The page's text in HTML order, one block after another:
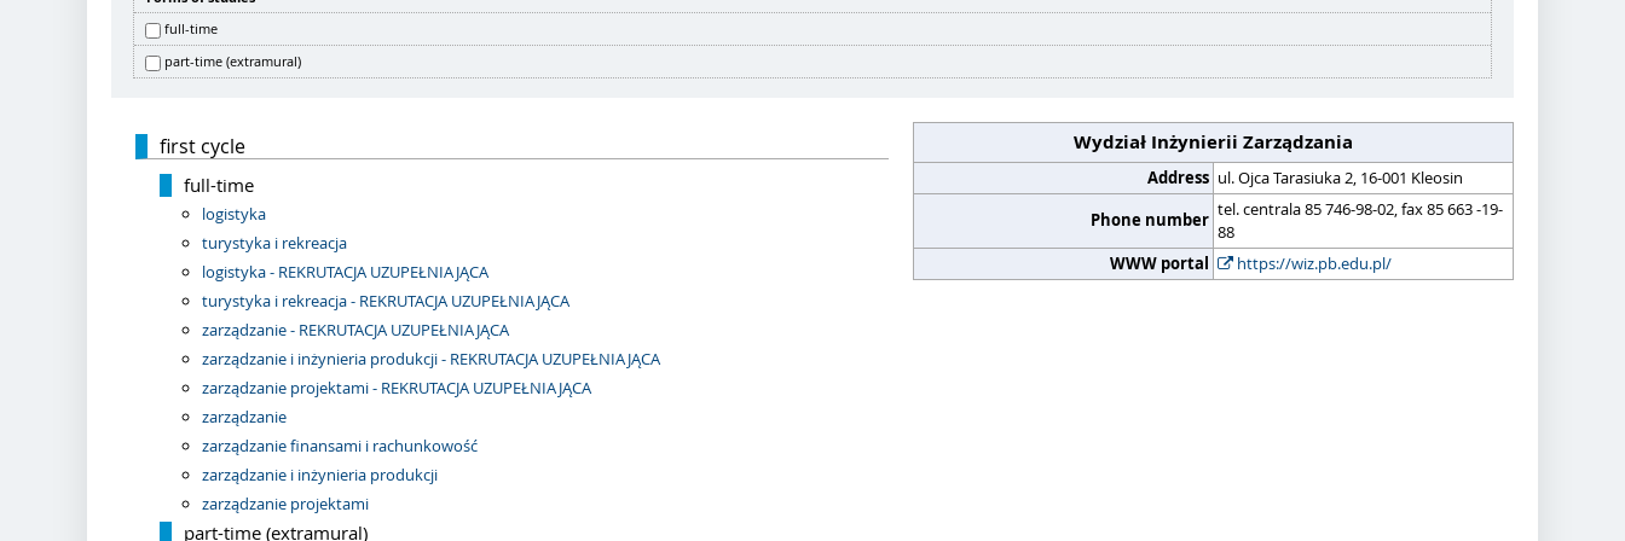
full-time
part-time (extramural)
Wydział Inżynierii Zarządzania
Address ul. Ojca Tarasiuka 2, 16-001 Kleosin
Phone number tel. centrala 85 746-98-02, fax 85 663 -19-
88
WWW portal
https://wiz.pb.edu.pl/
first cycle
full-time
logistyka
turystyka i rekreacja
logistyka - REKRUTACJA UZUPEŁNIAJĄCA
turystyka i rekreacja - REKRUTACJA UZUPEŁNIAJĄCA
zarządzanie - REKRUTACJA UZUPEŁNIAJĄCA
zarządzanie i inżynieria produkcji - REKRUTACJA UZUPEŁNIAJĄCA
zarządzanie projektami - REKRUTACJA UZUPEŁNIAJĄCA
zarządzanie
zarządzanie finansami i rachunkowość
zarządzanie i inżynieria produkcji
zarządzanie projektami
part-time (extramural)